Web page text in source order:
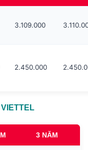
3.109.000
2.450.000
3 NĂM